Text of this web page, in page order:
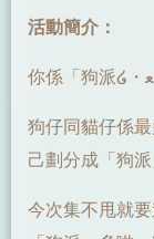
活動簡介：
狗仔同貓仔係
己劃分成「狗
今次集不甩就